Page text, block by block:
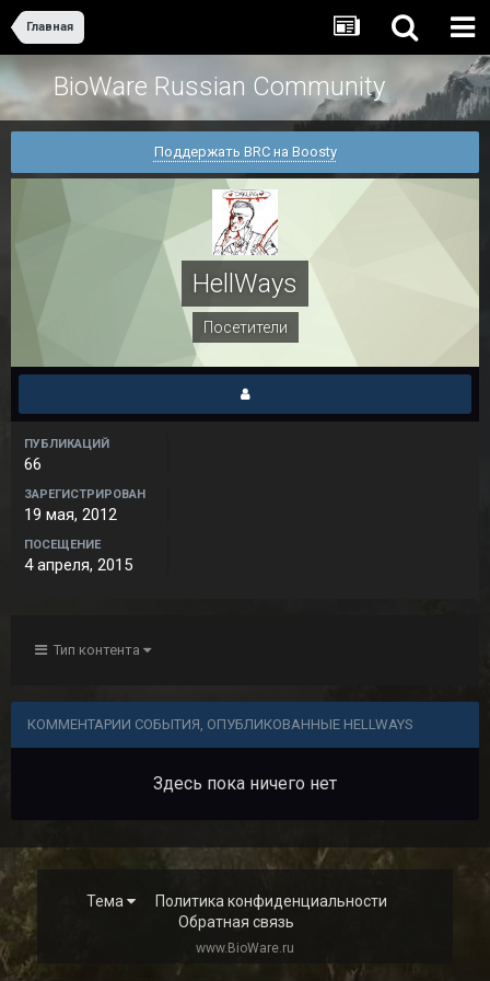
Главная
BioWare Russian Community
Поддержать BRC на Boosty
HellWays
Посетители
ПУБЛИКАЦИЙ
66
ЗАРЕГИСТРИРОВАН
19 мая, 2012
ПОСЕЩЕНИЕ
4 апреля, 2015
Тип контента
КОММЕНТАРИИ СОБЫТИЯ, ОПУБЛИКОВАННЫЕ HELLWAYS
Здесь пока ничего нет
Тема
Политика конфиденциальности
Обратная связь
www.BioWare.ru